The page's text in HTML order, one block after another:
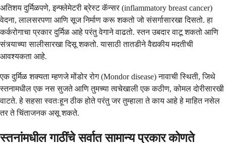
अतिशय दुर्मिळपणे, इन्फ्लेमेटरी ब्रेस्ट कॅन्सर (inflammatory breast cancer)
वेदना, लालसरपणा आणि सूज निर्माण करू शकतो जो संसर्गासारखा दिसतो. हा
कर्करोगाचा प्रकार दुर्मिळ आहे परंतु वेगाने वाढतो. स्तन उबदार वाटू शकतो आणि
संत्र्याच्या सालीसारखा दिसू शकतो. यासाठी तातडीने वैद्यकीय मदतीची
आवश्यकता आहे.
एक दुर्मिळ शक्यता म्हणजे मोंडोर रोग (Mondor disease) नावाची स्थिती, जिथे
स्तनामधील एक नस सुजते आणि तुमच्या त्वचेखाली एक कठीण, कोमल दोरीसारखी
वाटते. हे सहसा स्वतःहून ठीक होते परंतु जर तुम्हाला ते काय आहे हे माहित नसेल
तर ते चिंताजनक असू शकते.
स्तनांमधील गाठींचे सर्वात सामान्य प्रकार कोणते